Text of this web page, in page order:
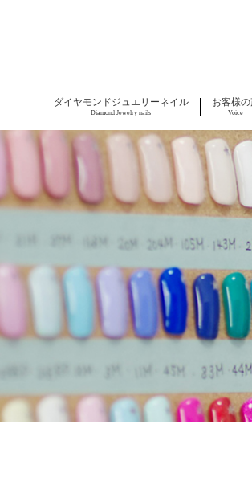
ダイヤモンドジュエリーネイル
Diamond Jewelry nails
お客様の
Voice